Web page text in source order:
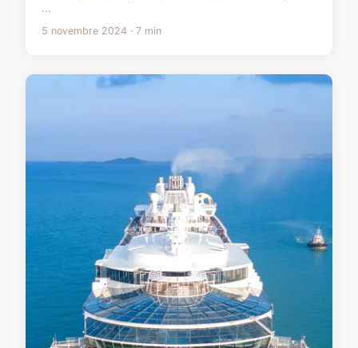
...
5 novembre 2024 · 7 min